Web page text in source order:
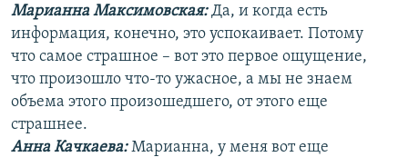
Марианна Максимовская:Да, и когда есть
информация, конечно, это успокаивает. Потому
что самое страшное – вот это первое ощущение,
что произошло что-то ужасное, а мы не знаем
объема этого произошедшего, от этого еще
страшнее.
Анна Качкаева:Марианна, у меня вот еще